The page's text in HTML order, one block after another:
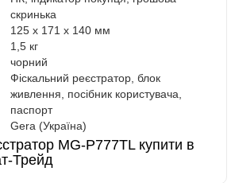
скринька
125 x 171 x 140 мм
1,5 кг
чорний
Фіскальний реєстратор, блок
живлення, посібник користувача,
паспорт
Gera (Україна)
MG-P777TL купити в
Трейд